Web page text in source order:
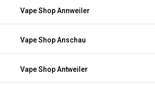
Vape Shop Annweiler
Vape Shop Anschau
Vape Shop Antweiler